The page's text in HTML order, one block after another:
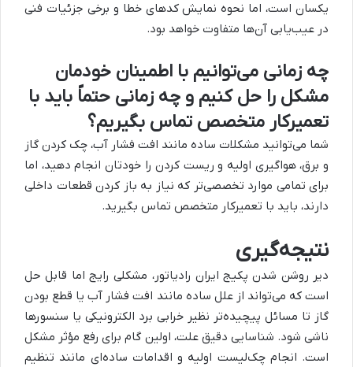
یکسان است، اما نحوه نمایش کدهای خطا و برخی جزئیات فنی
در عیب‌یابی آن‌ها متفاوت خواهد بود.
چه زمانی می‌توانیم با اطمینان خودمان
مشکل را حل کنیم و چه زمانی حتماً باید با
تعمیرکار متخصص تماس بگیریم؟
شما می‌توانید مشکلات ساده مانند افت فشار آب، چک کردن گاز
و برق، هواگیری اولیه و ریست کردن را خودتان انجام دهید، اما
برای تمامی موارد تخصصی‌تر که نیاز به باز کردن قطعات داخلی
دارند، باید با تعمیرکار متخصص تماس بگیرید.
نتیجه‌گیری
دیر روشن شدن پکیج ایران رادیاتور، مشکلی رایج اما قابل حل
است که می‌تواند از علل ساده مانند افت فشار آب یا قطع بودن
گاز تا مسائل پیچیده‌تر نظیر خرابی برد الکترونیکی یا سنسورها
ناشی شود. شناسایی دقیق علت، اولین گام برای رفع مؤثر مشکل
است. انجام چک‌لیست اولیه و اقدامات ساده‌ای مانند تنظیم